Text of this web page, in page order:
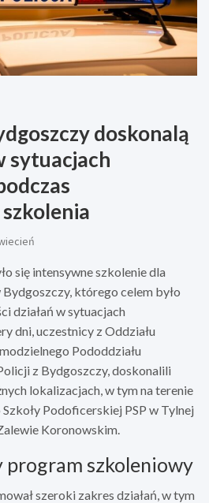
doskonalą
sytuacjach
się intensywne szkolenie dla
którego celem było
działań w sytuacjach
dni, uczestnicy z Oddziału
Pododdziału
z Bydgoszczy, doskonalili
lokalizacjach, w tym na terenie
Podoficerskiej PSP w Tylnej
Koronowskim.
program szkoleniowy
szeroki zakres działań, w tym